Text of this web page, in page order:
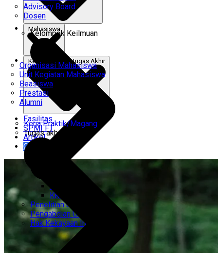
Advisory Board
Dosen
Kelompok Keilmuan
CEMTI
KK Regresi
Penelitian Unggulan
Pengabdian Unggulan
Hak Kekayaan Intelektual
Mahasiswa
Organisasi Mahasiswa
Unit Kegiatan Mahasiswa
Beasiswa
Prestasi
Alumni
Kerja Praktik & Tugas Akhir
Kerja Praktik/Magang
Tugas akhir
Fasilitas
SPMI FT
Artikel
Gabung Kami